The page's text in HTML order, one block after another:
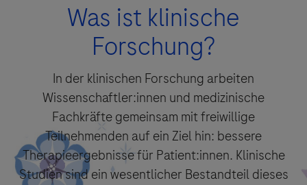
Was ist klinische
Forschung?
In der klinischen Forschung arbeiten
Wissenschaftler:innen und medizinische
Fachkräfte gemeinsam mit freiwillige
Teilnehmenden auf ein Ziel hin: bessere
Therapieergebnisse für Patient:innen. Klinische
Studien sind ein wesentlicher Bestandteil dieses